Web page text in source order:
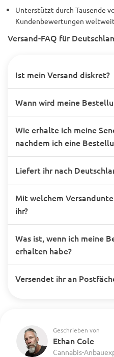
Unterstützt durch Tausende
Kundenbewertungen weltweit.
Versand-FAQ für
Ist mein Versand diskret?
Wann wird meine
Wie erhalte ich meine
nachdem ich eine
Liefert ihr nach
Mit welchem
ihr?
Was ist, wenn ich meine
erhalten habe?
Versendet ihr an
Geschrieben von
Ethan Cole
Cannabis-